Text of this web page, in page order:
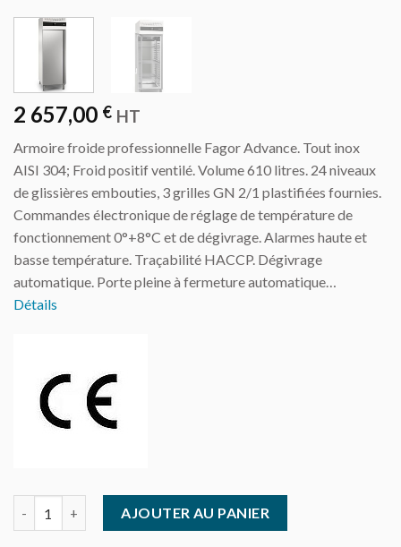
2 657,00 € HT
Armoire froide professionnelle Fagor Advance. Tout inox
AISI 304; Froid positif ventilé. Volume 610 litres. 24 niveaux
de glissières embouties, 3 grilles GN 2/1 plastifiées fournies.
Commandes électronique de réglage de température de
fonctionnement 0°+8°C et de dégivrage. Alarmes haute et
basse température. Traçabilité HACCP. Dégivrage
automatique. Porte pleine à fermeture automatique…
Détails
AJOUTER AU PANIER